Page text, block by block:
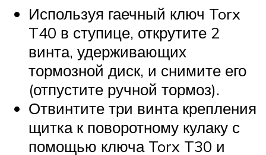
Используя гаечный ключ Torx
T40 в ступице, открутите 2
винта, удерживающих
тормозной диск, и снимите его
(отпустите ручной тормоз).
Отвинтите три винта крепления
щитка к поворотному кулаку с
помощью ключа Torx T30 и